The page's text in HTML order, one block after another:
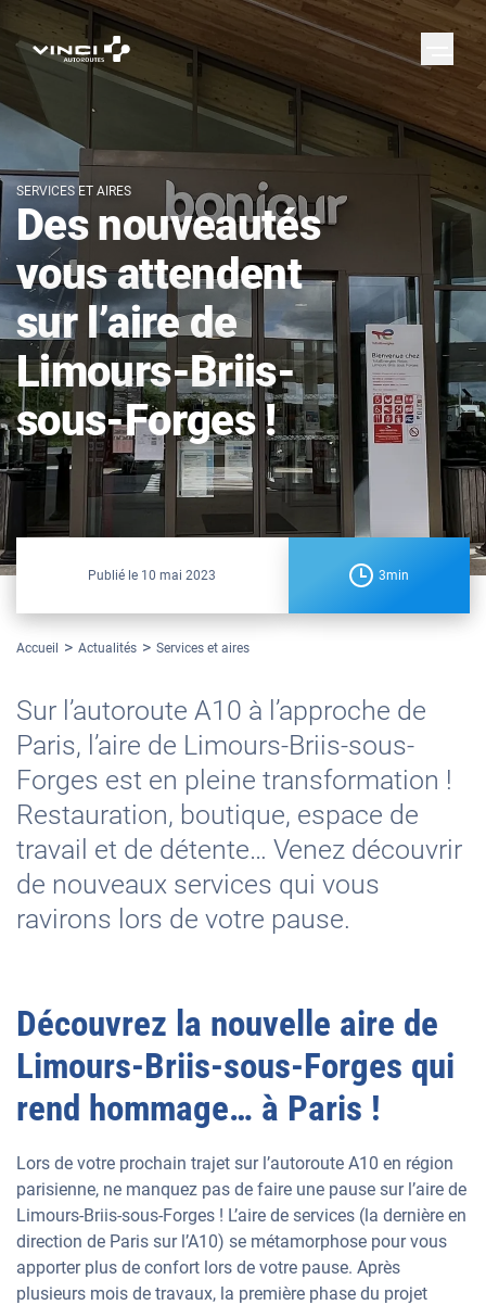
SERVICES ET AIRES
Des nouveautés
vous attendent
sur l’aire de
Limours-Briis-
sous-Forges !
Publié le 10 mai 2023 3min
Accueil Actualités Services et aires
Sur l’autoroute A10 à l’approche de
Paris, l’aire de Limours-Briis-sous-
Forges est en pleine transformation !
Restauration, boutique, espace de
travail et de détente… Venez découvrir
de nouveaux services qui vous
ravirons lors de votre pause.
Découvrez la nouvelle aire de
Limours-Briis-sous-Forges qui
rend hommage… à Paris !
Lors de votre prochain trajet sur l’autoroute A10 en région
parisienne, ne manquez pas de faire une pause sur l’aire de
Limours-Briis-sous-Forges ! L’aire de services (la dernière en
direction de Paris sur l’A10) se métamorphose pour vous
apporter plus de confort lors de votre pause. Après
plusieurs mois de travaux, la première phase du projet